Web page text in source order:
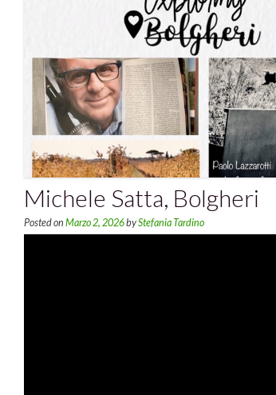
Michele Satta, Bolgheri
Posted on Marzo 2, 2026byStefania Tardino